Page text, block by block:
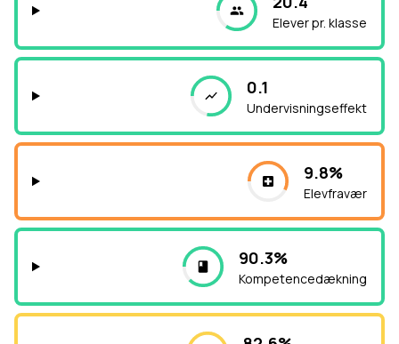
Elever pr. klasse
0.1
Undervisningseffekt
9.8%
Elevfravær
90.3%
Kompetencedækning